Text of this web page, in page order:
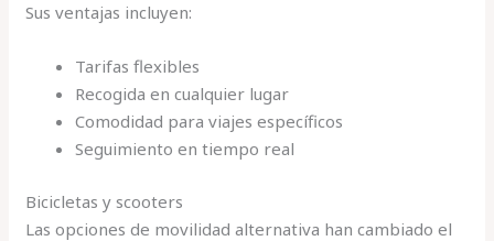
Sus ventajas incluyen:
Tarifas flexibles
Recogida en cualquier lugar
Comodidad para viajes específicos
Seguimiento en tiempo real
Bicicletas y scooters
Las opciones de movilidad alternativa han cambiado el